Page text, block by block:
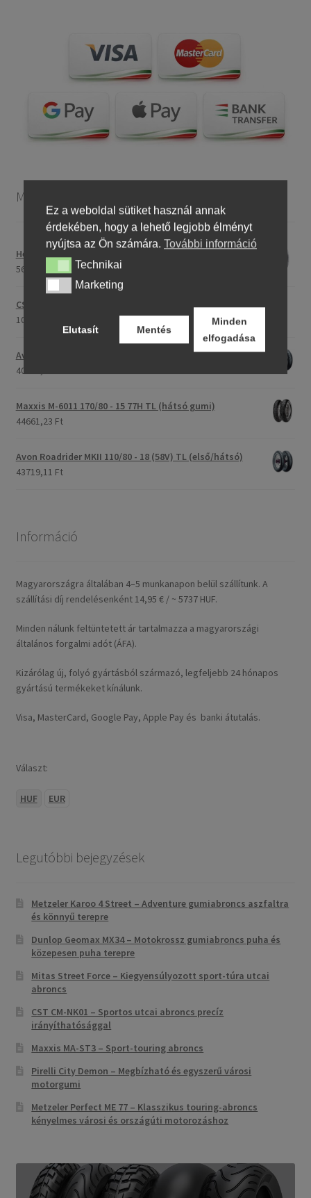
Motorkerékpár gumiabroncsok
Heidenau 5.00 - 16 76P P29 TT
56275,76 Ft
CST C-186 3.00 - 23 59P TT (első/hátsó)
107175,30 Ft
Avon Roadrider MKII 90/90 - 18 51V TL (első/hátsó)
40707,26 Ft
Maxxis M-6011 170/80 - 15 77H TL (hátsó gumi)
44661,23 Ft
Avon Roadrider MKII 110/80 - 18 (58V) TL (első/hátsó)
43719,11 Ft
Információ
Magyarországra általában 4–5 munkanapon belül szállítunk. A
szállítási díj rendelésenként 14,95 € / ~ 5737 HUF.
Minden nálunk feltüntetett ár tartalmazza a magyarországi
általános forgalmi adót (ÁFA).
Kizárólag új, folyó gyártásból származó, legfeljebb 24 hónapos
gyártású termékeket kínálunk.
Visa, MasterCard, Google Pay, Apple Pay és banki átutalás.
Választ:
HUF EUR
Legutóbbi bejegyzések
Metzeler Karoo 4 Street – Adventure gumiabroncs aszfaltra
és könnyű terepre
Dunlop Geomax MX34 – Motokrossz gumiabroncs puha és
közepesen puha terepre
Mitas Street Force – Kiegyensúlyozott sport-túra utcai
abroncs
CST CM-NK01 – Sportos utcai abroncs precíz
irányíthatósággal
Maxxis MA-ST3 – Sport-touring abroncs
Pirelli City Demon – Megbízható és egyszerű városi
motorgumi
Metzeler Perfect ME 77 – Klasszikus touring-abroncs
kényelmes városi és országúti motorozáshoz
Ez a weboldal sütiket használ annak
érdekében, hogy a lehető legjobb élményt
nyújtsa az Ön számára. További információ
TechnikaiTechnikai
MarketingMarketing
Elutasít Mentés
Minden
elfogadása